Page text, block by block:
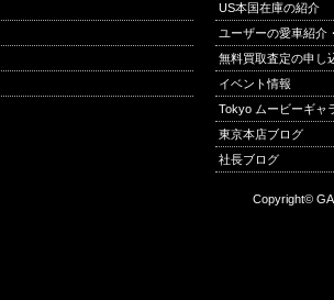
US本国在庫の紹介
ユーザーの愛車紹介
無料買取査定の申し
イベント情報
Tokyo ムービーギャ
東京本店ブログ
社長ブログ
Copyright©